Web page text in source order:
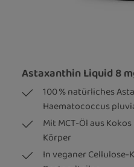
Astaxanthin Liquid 8
100 % natürliches
Haematococcus
Mit MCT-Öl aus
Körper
In veganer